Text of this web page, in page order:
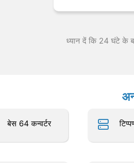
ध्यान दें कि 24 घंटे के
बेस 64 कन्वर्टर